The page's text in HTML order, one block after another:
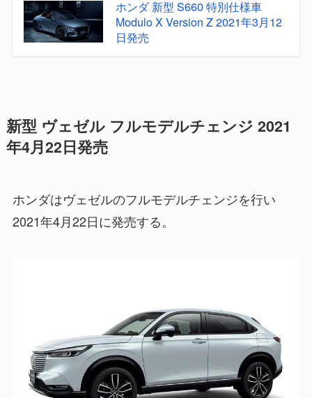
ホンダ 新型 S660 特別仕様車
Modulo X Version Z 2021年3月12
日発売
新型 ヴェゼル フルモデルチェンジ 2021
年4月22日発売
ホンダはヴェゼルのフルモデルチェンジを行い
2021年4月22日に発売する。